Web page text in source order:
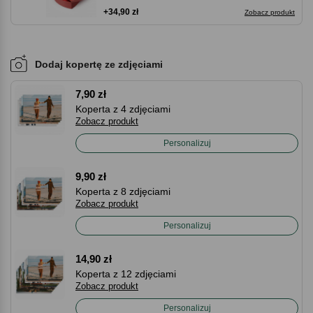
Zobacz produkt
+34,90 zł
Dodaj kopertę ze zdjęciami
7,90 zł
Koperta z 4 zdjęciami
Zobacz produkt
Personalizuj
9,90 zł
Koperta z 8 zdjęciami
Zobacz produkt
Personalizuj
14,90 zł
Koperta z 12 zdjęciami
Zobacz produkt
Personalizuj